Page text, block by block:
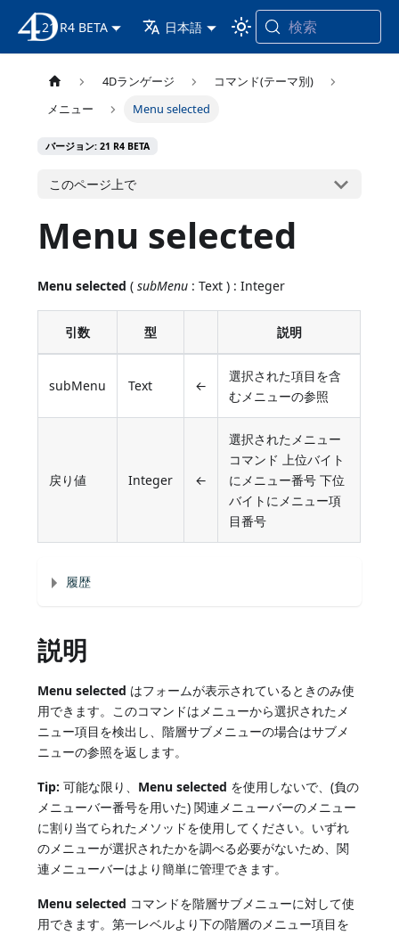
4D ドキュメンテーション
21 R4 BETA 日本語 検索
4Dランゲージ
コマンド(テーマ別)
メニュー
Menu selected
バージョン: 21 R4 BETA
このページ上で
Menu selected
Menu selected (subMenu : Text ) : Integer
引数 型 説明
subMenu Text ←
選択された項目を含
むメニューの参照
戻り値 Integer ←
選択されたメニュー
コマンド 上位バイト
にメニュー番号 下位
バイトにメニュー項
目番号
履歴
説明
Menu selected はフォームが表示されているときのみ使
用できます。このコマンドはメニューから選択されたメ
ニュー項目を検出し、階層サブメニューの場合はサブメ
ニューの参照を返します。
Tip: 可能な限り、 Menu selected を使用しないで、(負の
メニューバー番号を用いた) 関連メニューバーのメニュー
に割り当てられたメソッドを使用してください。いずれ
のメニューが選択されたかを調べる必要がないため、関
連メニューバーはより簡単に管理できます。
Menu selected コマンドを階層サブメニューに対して使
用できます。第一レベルより下の階層のメニュー項目を